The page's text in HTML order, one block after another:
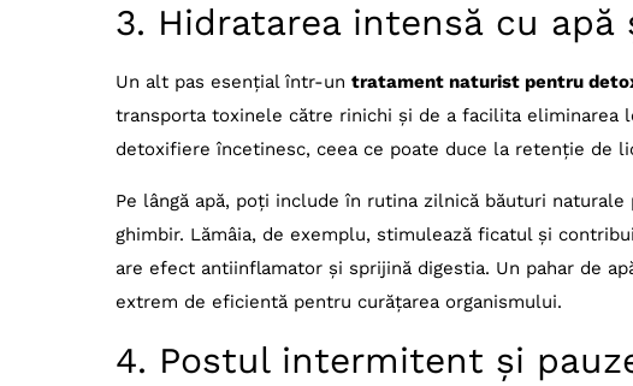
3. Hidratarea intensă cu
Un alt pas esențial într-un tratament naturist pentru
transporta toxinele către rinichi și de a facilita eliminarea
detoxifiere încetinesc, ceea ce poate duce la retenție de
Pe lângă apă, poți include în rutina zilnică băuturi
ghimbir. Lămâia, de exemplu, stimulează ficatul și
are efect antiinflamator și sprijină digestia. Un pahar de
extrem de eficientă pentru curățarea organismului.
4. Postul intermitent și